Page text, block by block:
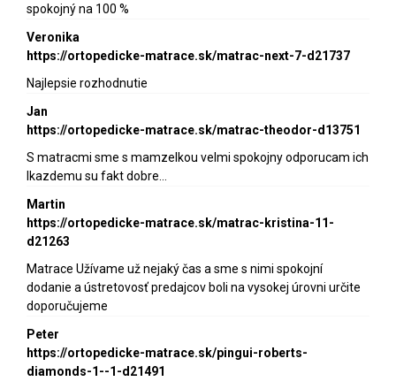
spokojný na 100 %
Veronika
https://ortopedicke-matrace.sk/matrac-next-7-d21737
Najlepsie rozhodnutie
Jan
https://ortopedicke-matrace.sk/matrac-theodor-d13751
S matracmi sme s mamzelkou velmi spokojny odporucam ich
lkazdemu su fakt dobre…
Martin
https://ortopedicke-matrace.sk/matrac-kristina-11-
d21263
Matrace Užívame už nejaký čas a sme s nimi spokojní
dodanie a ústretovosť predajcov boli na vysokej úrovni určite
doporučujeme
Peter
https://ortopedicke-matrace.sk/pingui-roberts-
diamonds-1--1-d21491